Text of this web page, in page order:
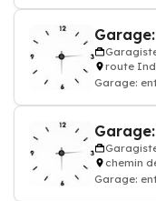
route
Garage:
chemin
Garage: